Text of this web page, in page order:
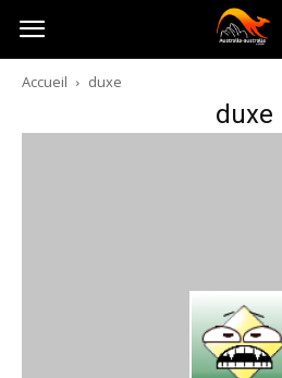
Australia-
australie.com
Accueil duxe
duxe